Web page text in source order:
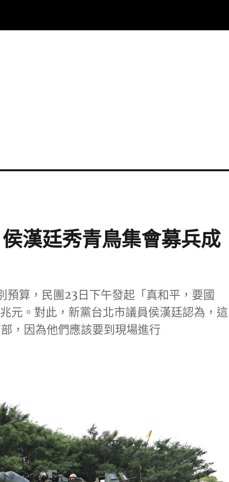
漢廷秀青鳥集會募兵成
算，民團23日下午發起「真和平，要國
元。對此，新黨台北市議員侯漢廷認為，這
，因為他們應該要到現場進行